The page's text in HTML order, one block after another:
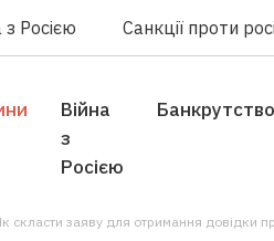
з Росією Санкції проти
Війна
з
Росією
Банкрутство
скласти заяву для отримання довідки